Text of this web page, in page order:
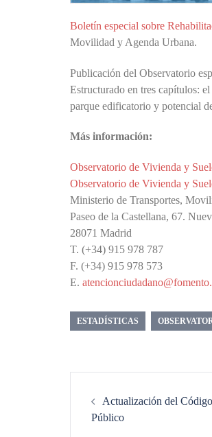
Boletín especial sobre
Movilidad y Agenda Urbana.
Publicación del Observatorio
Estructurado en tres capítulos:
parque edificatorio y potencial
Más información:
Observatorio de Vivienda y
Observatorio de Vivienda y
Ministerio de Transportes,
Paseo de la Castellana, 67.
28071 Madrid
T. (+34) 915 978 787
F. (+34) 915 978 573
E.
ESTADÍSTICAS
entradas
Actualización del
Público